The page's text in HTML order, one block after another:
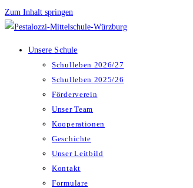
Zum Inhalt springen
Unsere Schule
Schulleben 2026/27
Schulleben 2025/26
Förderverein
Unser Team
Kooperationen
Geschichte
Unser Leitbild
Kontakt
Formulare